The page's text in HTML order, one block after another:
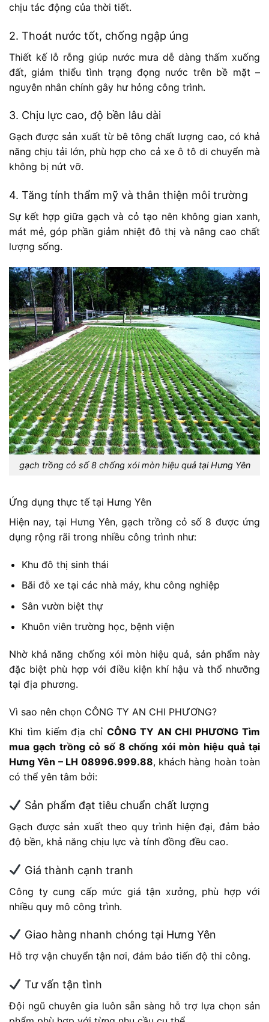
chịu tác động của thời tiết.
2. Thoát nước tốt, chống ngập úng
Thiết kế lỗ rỗng giúp nước mưa dễ dàng thấm xuống
đất, giảm thiểu tình trạng đọng nước trên bề mặt –
nguyên nhân chính gây hư hỏng công trình.
3. Chịu lực cao, độ bền lâu dài
Gạch được sản xuất từ bê tông chất lượng cao, có khả
năng chịu tải lớn, phù hợp cho cả xe ô tô di chuyển mà
không bị nứt vỡ.
4. Tăng tính thẩm mỹ và thân thiện môi trường
Sự kết hợp giữa gạch và cỏ tạo nên không gian xanh,
mát mẻ, góp phần giảm nhiệt đô thị và nâng cao chất
lượng sống.
gạch trồng cỏ số 8 chống xói mòn hiệu quả tại Hưng Yên
Ứng dụng thực tế tại Hưng Yên
Hiện nay, tại Hưng Yên, gạch trồng cỏ số 8 được ứng
dụng rộng rãi trong nhiều công trình như:
Khu đô thị sinh thái
Bãi đỗ xe tại các nhà máy, khu công nghiệp
Sân vườn biệt thự
Khuôn viên trường học, bệnh viện
Nhờ khả năng chống xói mòn hiệu quả, sản phẩm này
đặc biệt phù hợp với điều kiện khí hậu và thổ nhưỡng
tại địa phương.
Vì sao nên chọn CÔNG TY AN CHI PHƯƠNG?
Khi tìm kiếm địa chỉ CÔNG TY AN CHI PHƯƠNG Tìm
mua gạch trồng cỏ số 8 chống xói mòn hiệu quả tại
Hưng Yên – LH 08996.999.88, khách hàng hoàn toàn
có thể yên tâm bởi:
Sản phẩm đạt tiêu chuẩn chất lượng
Gạch được sản xuất theo quy trình hiện đại, đảm bảo
độ bền, khả năng chịu lực và tính đồng đều cao.
Giá thành cạnh tranh
Công ty cung cấp mức giá tận xưởng, phù hợp với
nhiều quy mô công trình.
Giao hàng nhanh chóng tại Hưng Yên
Hỗ trợ vận chuyển tận nơi, đảm bảo tiến độ thi công.
Tư vấn tận tình
Đội ngũ chuyên gia luôn sẵn sàng hỗ trợ lựa chọn sản